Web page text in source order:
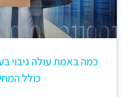
כמה באמת עולה גיבוי
כולל